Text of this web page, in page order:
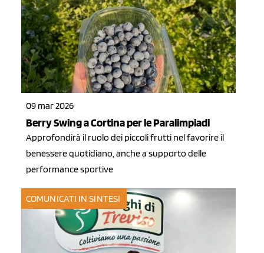
09 mar 2026
Berry Swing a Cortina per le Paralimpiadi
Approfondirà il ruolo dei piccoli frutti nel favorire il
benessere quotidiano, anche a supporto delle
performance sportive
COMUNICATI IN SINTESI